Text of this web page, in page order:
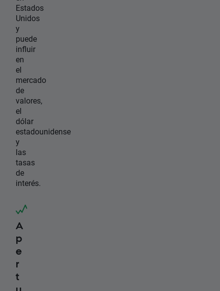
Estados
Unidos
y
puede
influir
en
el
mercado
de
valores,
el
dólar
estadounidense
y
las
tasas
de
interés.
A
p
e
r
t